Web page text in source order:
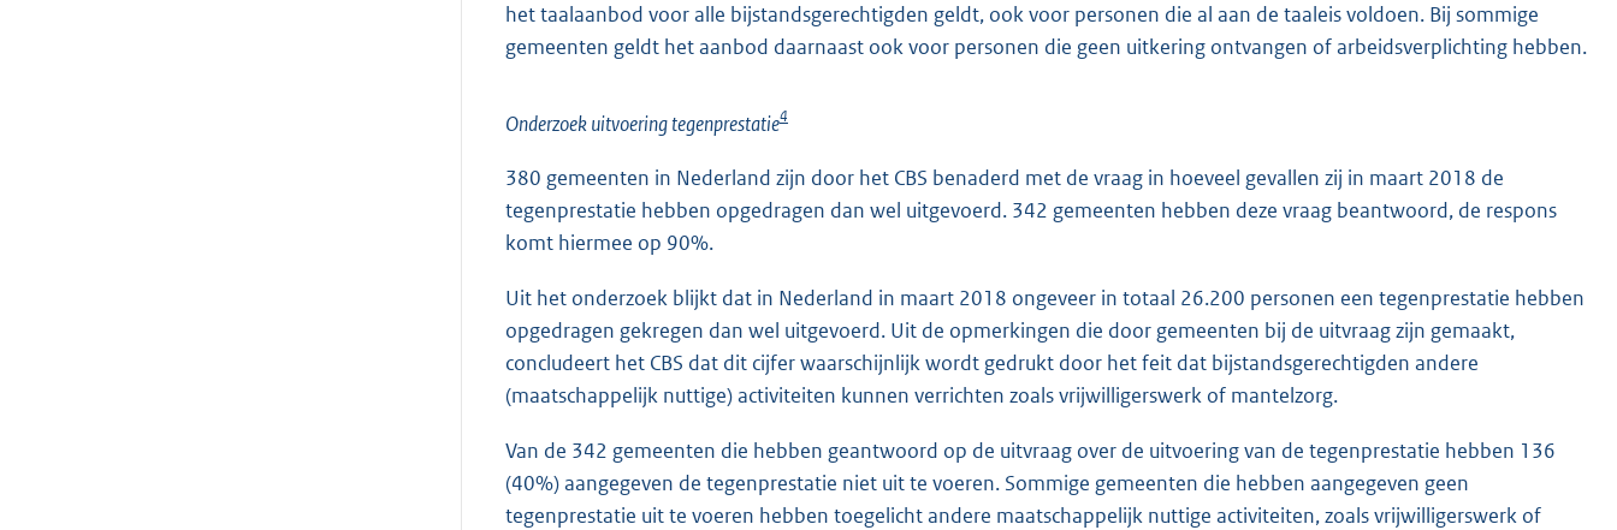
het taalaanbod voor alle bijstandsgerechtigden geldt, ook voor personen die al aan de taaleis voldoen. Bij sommige
gemeenten geldt het aanbod daarnaast ook voor personen die geen uitkering ontvangen of arbeidsverplichting hebben.
Onderzoek uitvoering tegenprestatie4
380 gemeenten in Nederland zijn door het CBS benaderd met de vraag in hoeveel gevallen zij in maart 2018 de
tegenprestatie hebben opgedragen dan wel uitgevoerd. 342 gemeenten hebben deze vraag beantwoord, de respons
komt hiermee op 90%.
Uit het onderzoek blijkt dat in Nederland in maart 2018 ongeveer in totaal 26.200 personen een tegenprestatie hebben
opgedragen gekregen dan wel uitgevoerd. Uit de opmerkingen die door gemeenten bij de uitvraag zijn gemaakt,
concludeert het CBS dat dit cijfer waarschijnlijk wordt gedrukt door het feit dat bijstandsgerechtigden andere
(maatschappelijk nuttige) activiteiten kunnen verrichten zoals vrijwilligerswerk of mantelzorg.
Van de 342 gemeenten die hebben geantwoord op de uitvraag over de uitvoering van de tegenprestatie hebben 136
(40%) aangegeven de tegenprestatie niet uit te voeren. Sommige gemeenten die hebben aangegeven geen
tegenprestatie uit te voeren hebben toegelicht andere maatschappelijk nuttige activiteiten, zoals vrijwilligerswerk of